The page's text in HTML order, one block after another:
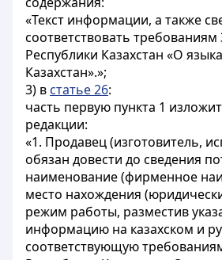
«Текст информации, а также
соответствовать требованиям
Республики Казахстан «О
Казахстан».»;
3) в статье 26:
часть первую пункта 1
редакции:
«1. Продавец (изготовитель,
обязан довести до сведения
наименование (фирменное
место нахождения
режим работы, разместив
информацию на казахском и
соответствующую